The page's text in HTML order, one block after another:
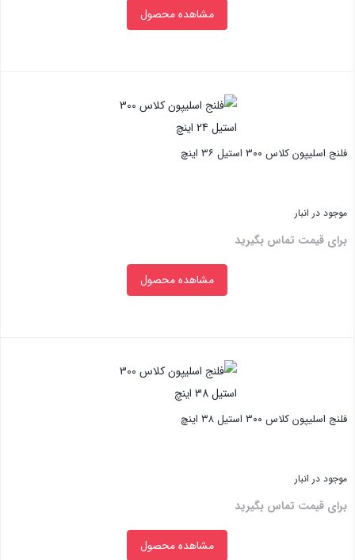
مشاهده محصول
فلنج اسلیپون کلاس ۳۰۰ استیل ۳۶ اینچ
موجود در انبار
برای قیمت تماس بگیرید
مشاهده محصول
فلنج اسلیپون کلاس ۳۰۰ استیل ۳۸ اینچ
موجود در انبار
برای قیمت تماس بگیرید
مشاهده محصول